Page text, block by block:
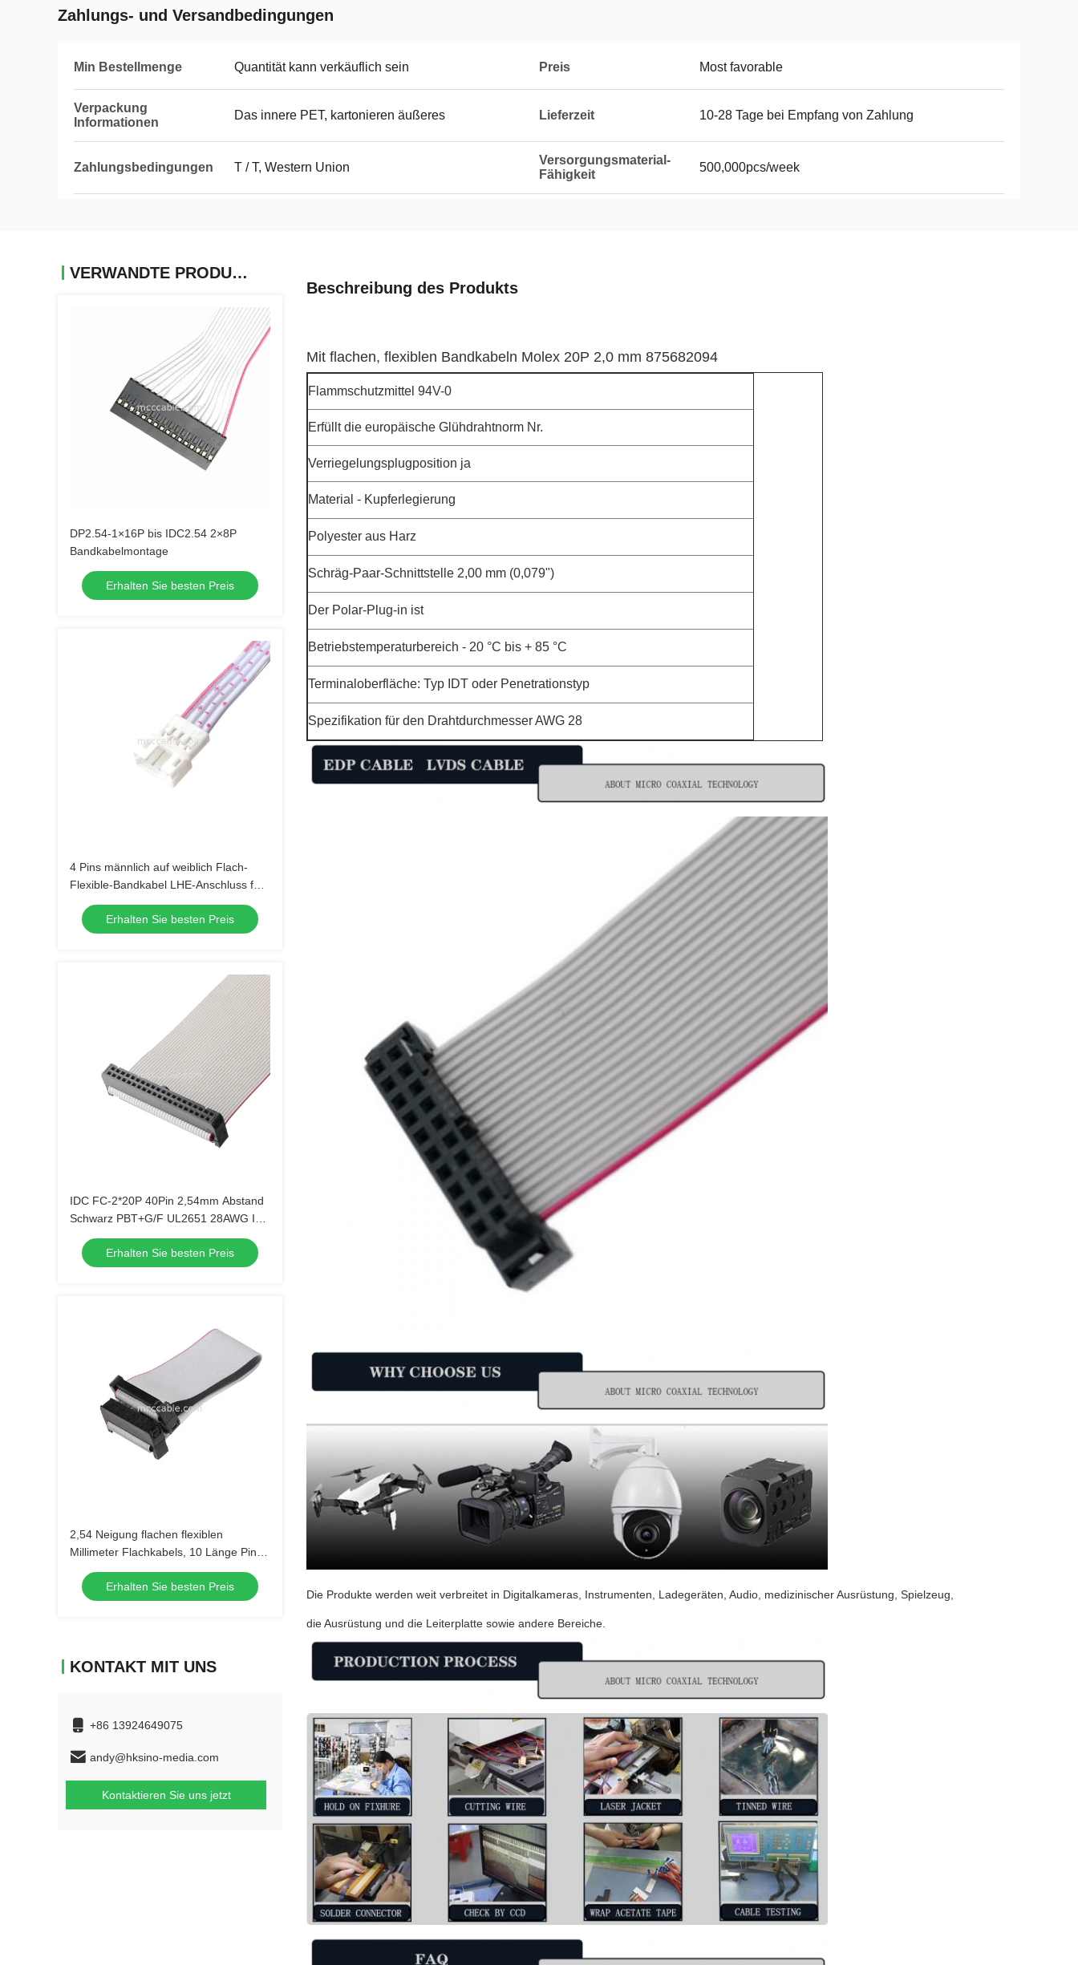
Zahlungs- und Versandbedingungen
Min Bestellmenge Quantität kann verkäuflich sein Preis Most favorable
Verpackung
Informationen
Das innere PET, kartonieren äußeres Lieferzeit 10-28 Tage bei Empfang von Zahlung
Zahlungsbedingungen T / T, Western Union
Versorgungsmaterial-
Fähigkeit
500,000pcs/week
VERWANDTE PRODUKTE
DP2.54-1×16P bis IDC2.54 2×8P
Bandkabelmontage
Erhalten Sie besten Preis
4 Pins männlich auf weiblich Flach-
Flexible-Bandkabel LHE-Anschluss für
elektronische Audio-Projekte
Erhalten Sie besten Preis
IDC FC-2*20P 40Pin 2,54mm Abstand
Schwarz PBT+G/F UL2651 28AWG Idc
Flat Ribbon Kabel 1,27mm Abstand
OEM/ODMErhalten Sie besten Preis
2,54 Neigung flachen flexiblen
Millimeter Flachkabels, 10 Länge Pin
IDC Kabel-60mm
Erhalten Sie besten Preis
KONTAKT MIT UNS
+86 13924649075
andy@hksino-media.com
Kontaktieren Sie uns jetzt
Beschreibung des Produkts
Mit flachen, flexiblen Bandkabeln Molex 20P 2,0 mm 875682094
Flammschutzmittel 94V-0
Erfüllt die europäische Glühdrahtnorm Nr.
Verriegelungsplugposition ja
Material - Kupferlegierung
Polyester aus Harz
Schräg-Paar-Schnittstelle 2,00 mm (0,079")
Der Polar-Plug-in ist
Betriebstemperaturbereich - 20 °C bis + 85 °C
Terminaloberfläche: Typ IDT oder Penetrationstyp
Spezifikation für den Drahtdurchmesser AWG 28
Die Produkte werden weit verbreitet in Digitalkameras, Instrumenten, Ladegeräten, Audio, medizinischer Ausrüstung, Spielzeug,
die Ausrüstung und die Leiterplatte sowie andere Bereiche.